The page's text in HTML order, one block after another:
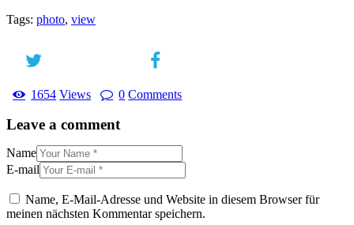
Tags: photo, view
1654 Views 0 Comments
Leave a comment
Name
E-mail
Name, E-Mail-Adresse und Website in diesem Browser für
meinen nächsten Kommentar speichern.